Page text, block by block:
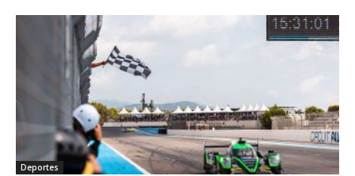
Deportes